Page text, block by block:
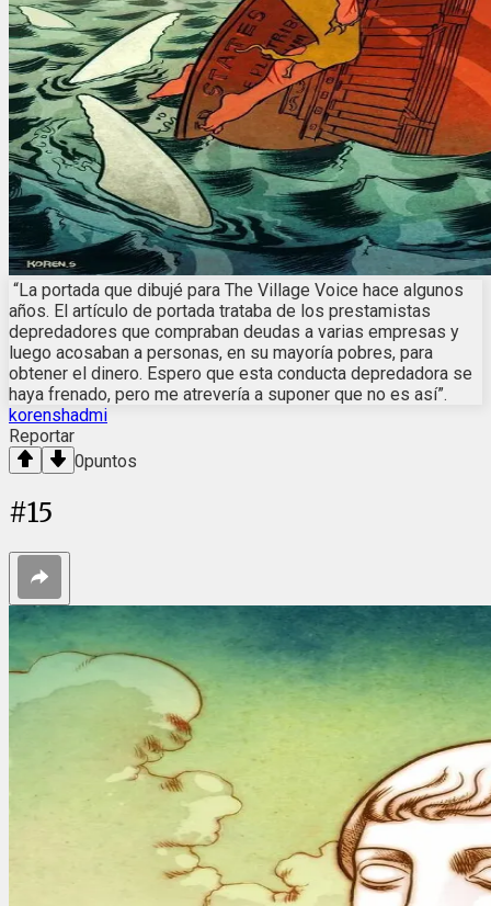
“La portada que dibujé para The Village Voice hace algunos
años. El artículo de portada trataba de los prestamistas
depredadores que compraban deudas a varias empresas y
luego acosaban a personas, en su mayoría pobres, para
obtener el dinero. Espero que esta conducta depredadora se
haya frenado, pero me atrevería a suponer que no es así”.
korenshadmi
Reportar
0puntos
#15